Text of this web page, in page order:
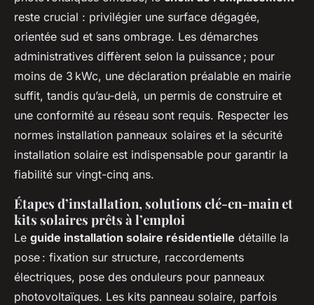
reste crucial : privilégier une surface dégagée,
orientée sud et sans ombrage. Les démarches
administratives diffèrent selon la puissance ; pour
moins de 3 kWc, une déclaration préalable en mairie
suffit, tandis qu’au-delà, un permis de construire et
une conformité au réseau sont requis. Respecter les
normes installation panneaux solaires et la sécurité
installation solaire est indispensable pour garantir la
fiabilité sur vingt-cinq ans.
Étapes d’installation, solutions clé-en-main et
kits solaires prêts à l’emploi
Le guide installation solaire résidentielle détaille la
pose : fixation sur structure, raccordements
électriques, pose des onduleurs pour panneaux
photovoltaïques. Les kits panneau solaire, parfois